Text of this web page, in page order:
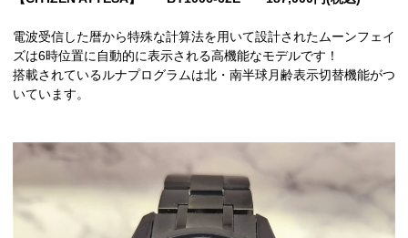
電波受信した暦から特殊な計算法を用いて設計されたムーンフェイ
ズは6時位置に自動的に表示される高機能なモデルです！
搭載されているルナプログラムは北・南半球月齢表示切替機能がつ
いています。